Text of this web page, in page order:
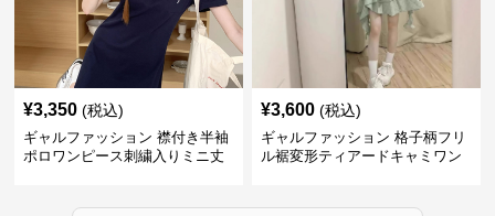
¥3,350 (税込)
ギャルファッション 襟付き半袖
ポロワンピース刺繍入りミニ丈
¥3,600 (税込)
ギャルファッション 格子柄フリ
ル裾変形ティアードキャミワン